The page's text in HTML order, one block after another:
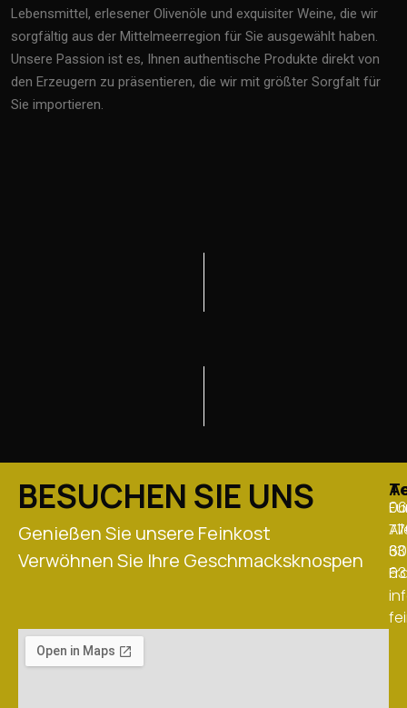
Lebensmittel, erlesener Olivenöle und exquisiter Weine, die wir
sorgfältig aus der Mittelmeerregion für Sie ausgewählt haben.
Unsere Passion ist es, Ihnen authentische Produkte direkt von
den Erzeugern zu präsentieren, die wir mit größter Sorgfalt für
Sie importieren.
BESUCHEN SIE UNS
Genießen Sie unsere Feinkost
Verwöhnen Sie Ihre Geschmacksknospen
33